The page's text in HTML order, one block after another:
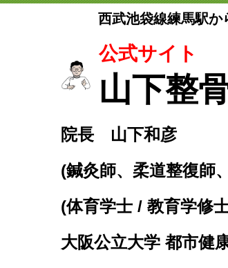
西武池袋線練馬駅か
公式サイト
山下整
院長 山下和彦
(鍼灸師、柔道整復師
(体育学士 / 教育学修
大阪公立大学 都市健